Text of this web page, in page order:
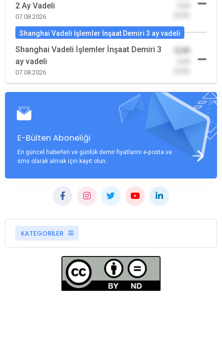
2 Ay Vadeli
07.08.2026
Shanghai Vadeli İşlemler İnşaat Demiri 3 ay vadeli
Shanghai Vadeli İşlemler İnşaat Demiri 3
ay vadeli
07.08.2026
0,00
E-Bülten Aboneliği
En güncel haberleri ve günlük demir fiyatlarını e-posta ve
sms olarak almak için kayıt olun.
KATEGORİLER